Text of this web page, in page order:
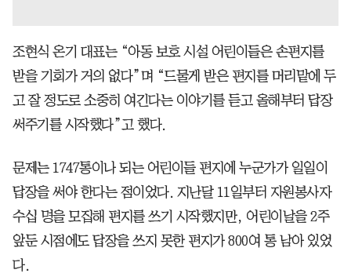
조현식 온기 대표는 “아동 보호 시설 어린이들은 손편지를
받을 기회가 거의 없다”며 “드물게 받은 편지를 머리맡에 두
고 잘 정도로 소중히 여긴다는 이야기를 듣고 올해부터 답장
써주기를 시작했다”고 했다.
문제는 1747통이나 되는 어린이들 편지에 누군가가 일일이
답장을 써야 한다는 점이었다. 지난달 11일부터 자원봉사자
수십 명을 모집해 편지를 쓰기 시작했지만, 어린이날을 2주
앞둔 시점에도 답장을 쓰지 못한 편지가 800여 통 남아 있었
다.